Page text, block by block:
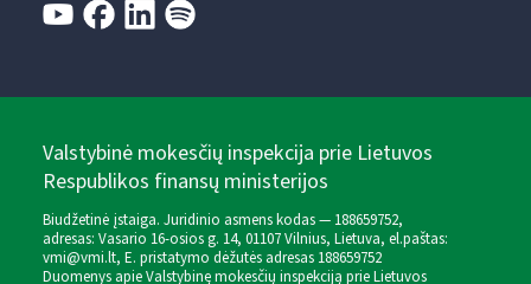
Valstybinė mokesčių inspekcija prie Lietuvos
Respublikos finansų ministerijos
Biudžetinė įstaiga. Juridinio asmens kodas — 188659752,
adresas: Vasario 16-osios g. 14, 01107 Vilnius, Lietuva, el.paštas:
vmi@vmi.lt, E. pristatymo dėžutės adresas 188659752
Duomenys apie Valstybinę mokesčių inspekciją prie Lietuvos